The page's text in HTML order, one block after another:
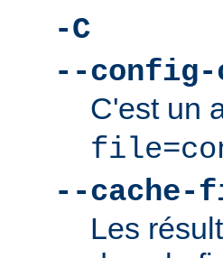
-C
--config-
C'est un
--cache-
Les